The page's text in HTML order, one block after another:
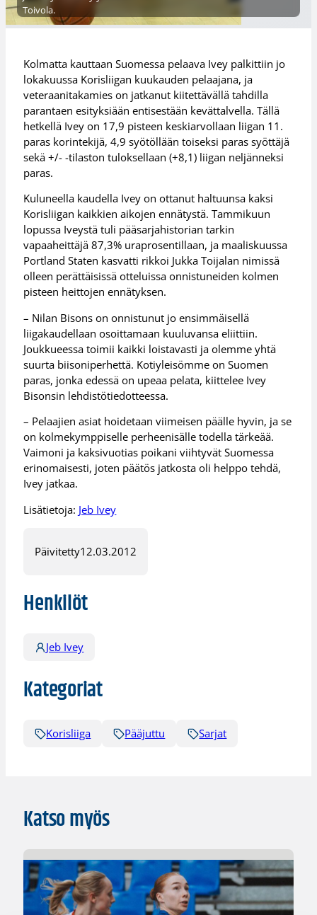
Toivola.
Kolmatta kauttaan Suomessa pelaava Ivey palkittiin jo
lokakuussa Korisliigan kuukauden pelaajana, ja
veteraanitakamies on jatkanut kiitettävällä tahdilla
parantaen esityksiään entisestään kevättalvella. Tällä
hetkellä Ivey on 17,9 pisteen keskiarvollaan liigan 11.
paras korintekijä, 4,9 syötöllään toiseksi paras syöttäjä
sekä +/- -tilaston tuloksellaan (+8,1) liigan neljänneksi
paras.
Kuluneella kaudella Ivey on ottanut haltuunsa kaksi
Korisliigan kaikkien aikojen ennätystä. Tammikuun
lopussa Iveystä tuli pääsarjahistorian tarkin
vapaaheittäjä 87,3% uraprosentillaan, ja maaliskuussa
Portland Staten kasvatti rikkoi Jukka Toijalan nimissä
olleen perättäisissä otteluissa onnistuneiden kolmen
pisteen heittojen ennätyksen.
– Nilan Bisons on onnistunut jo ensimmäisellä
liigakaudellaan osoittamaan kuuluvansa eliittiin.
Joukkueessa toimii kaikki loistavasti ja olemme yhtä
suurta biisoniperhettä. Kotiyleisömme on Suomen
paras, jonka edessä on upeaa pelata, kiittelee Ivey
Bisonsin lehdistötiedotteessa.
– Pelaajien asiat hoidetaan viimeisen päälle hyvin, ja se
on kolmekymppiselle perheenisälle todella tärkeää.
Vaimoni ja kaksivuotias poikani viihtyvät Suomessa
erinomaisesti, joten päätös jatkosta oli helppo tehdä,
Ivey jatkaa.
Lisätietoja: Jeb Ivey
Päivitetty12.03.2012
Henkilöt
Jeb Ivey
Kategoriat
Korisliiga Pääjuttu Sarjat
Katso myös